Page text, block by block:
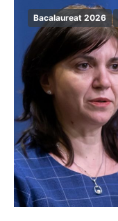
Bacalaureat 2026